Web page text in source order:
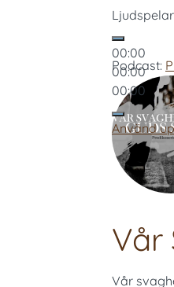
00:00
00:00
00:00
Använd
Podcast:
Vår
Vår